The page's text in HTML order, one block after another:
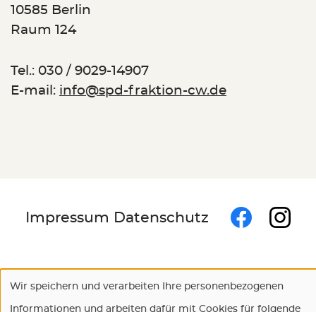
10585 Berlin
Raum 124
Tel.: 030 / 9029-14907
E-mail: info@spd-fraktion-cw.de
Footer
Impressum Datenschutz
Follow
Informationen,
Wir speichern und verarbeiten Ihre personenbezogenen
Informationen und arbeiten dafür mit Cookies für folgende